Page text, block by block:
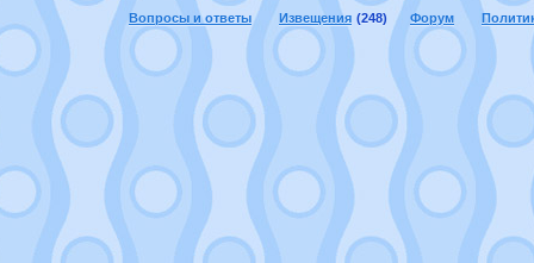
Вопросы и ответы Извещения (248) Форум